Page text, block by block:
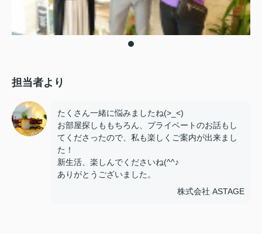
担当者より
たくさん一緒に悩みましたね(>_<)
お部屋探しももちろん、プライベートのお話もし
てくださったので、私も楽しくご案内が出来まし
た！
新生活、楽しんでくださいね(^^♪
ありがとうございました。
株式会社 ASTAGE